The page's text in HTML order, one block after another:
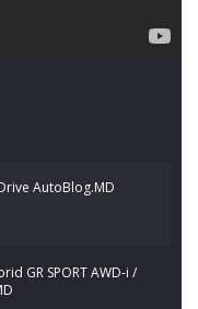
AutoBlog.MD
GR SPORT AWD-i /